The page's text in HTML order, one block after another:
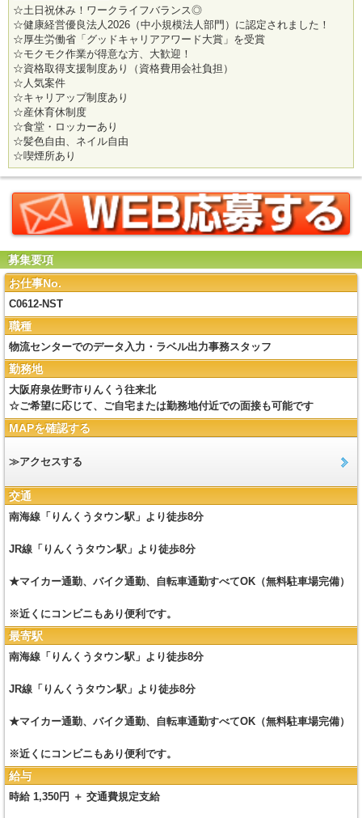
☆土日祝休み！ワークライフバランス◎
☆健康経営優良法人2026（中小規模法人部門）に認定されました！
☆厚生労働省「グッドキャリアアワード大賞」を受賞
☆モクモク作業が得意な方、大歓迎！
☆資格取得支援制度あり（資格費用会社負担）
☆人気案件
☆キャリアップ制度あり
☆産休育休制度
☆食堂・ロッカーあり
☆髪色自由、ネイル自由
☆喫煙所あり
募集要項
お仕事No.
C0612-NST
職種
物流センターでのデータ入力・ラベル出力事務スタッフ
勤務地
大阪府泉佐野市りんくう往来北
☆ご希望に応じて、ご自宅または勤務地付近での面接も可能です
MAPを確認する
≫アクセスする
交通
南海線「りんくうタウン駅」より徒歩8分
JR線「りんくうタウン駅」より徒歩8分
★マイカー通勤、バイク通勤、自転車通勤すべてOK（無料駐車場完備）
※近くにコンビニもあり便利です。
最寄駅
南海線「りんくうタウン駅」より徒歩8分
JR線「りんくうタウン駅」より徒歩8分
★マイカー通勤、バイク通勤、自転車通勤すべてOK（無料駐車場完備）
※近くにコンビニもあり便利です。
給与
時給 1,350円 ＋ 交通費規定支給